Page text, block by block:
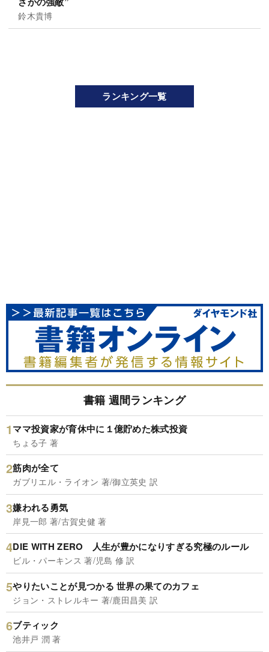
鈴木貴博
ランキング一覧
書籍 週間ランキング
ママ投資家が育休中に１億貯めた株式投資
ちょる子 著
筋肉が全て
ガブリエル・ライオン 著/御立英史 訳
嫌われる勇気
岸見一郎 著/古賀史健 著
DIE WITH ZERO 人生が豊かになりすぎる究極のルール
ビル・パーキンス 著/児島 修 訳
やりたいことが見つかる 世界の果てのカフェ
ジョン・ストレルキー 著/鹿田昌美 訳
ブティック
池井戸 潤 著